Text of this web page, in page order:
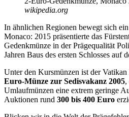
wikipedia.org
In ähnlichen Regionen bewegt sich
Monaco: 2015 präsentierte das
Gedenkmünze in der Prägequalität
Jahren Baus des ersten Schlosses auf
Unter den Kursmünzen ist der
Euro-Münze zur Sedisvakanz 2005,
Umlaufmünzen eine extrem geringe
Auktionen rund 300 bis 400 Euro